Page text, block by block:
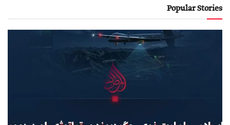
Popular Stories